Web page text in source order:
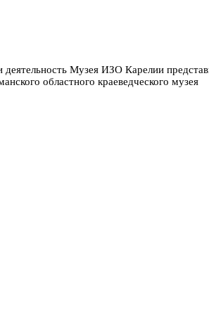
деятельность Музея ИЗО Карелии
областного краеведческого музея